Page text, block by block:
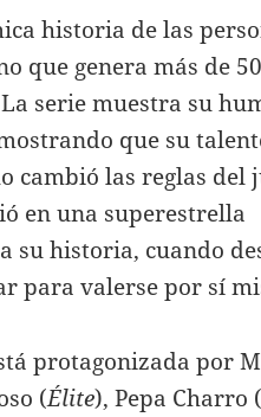
historia de las
que genera más de
serie muestra su
que su
cambió las reglas del
en una superestrella
su historia, cuando
para valerse por sí
protagonizada por
(Élite), Pepa Charro